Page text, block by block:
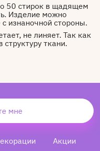
50 стирок в щадящем
Изделие можно
изнаночной стороны.
не линяет. Так как
структуру ткани.
мне
Акции